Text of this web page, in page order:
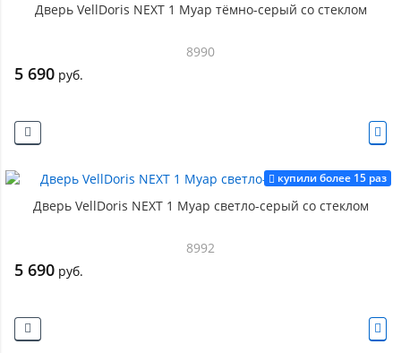
Дверь VellDoris NEXT 1 Муар тёмно-серый со стеклом
8990
5 690 руб.
купили более 15 раз
Дверь VellDoris NEXT 1 Муар светло-серый со стеклом
8992
5 690 руб.